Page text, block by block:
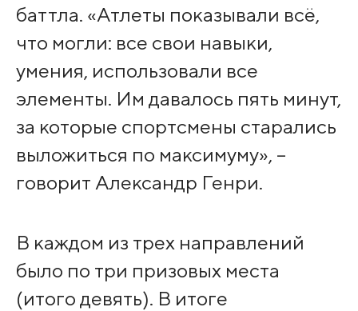
баттла. «Атлеты показывали всё,
что могли: все свои навыки,
умения, использовали все
элементы. Им давалось пять минут,
за которые спортсмены старались
выложиться по максимуму», –
говорит Александр Генри.
В каждом из трех направлений
было по три призовых места
(итого девять). В итоге